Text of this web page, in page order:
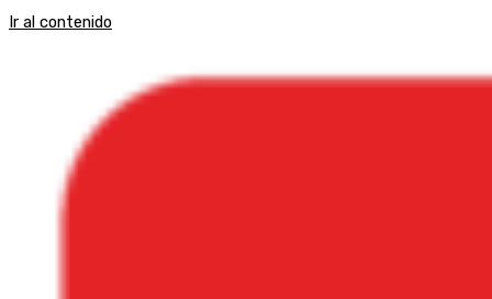
Ir al contenido